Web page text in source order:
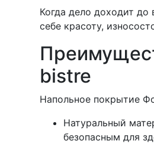
Когда дело доходит
себе красоту,
bistre
Напольное покрытие
Натуральный
безопасным для